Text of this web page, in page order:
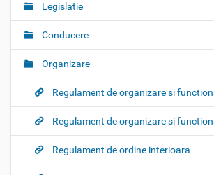
N
i
g
i
n
Legislatie
Conducere
Organizare
Regulament de organizare si
Regulament de organizare si
Regulament de ordine interioara